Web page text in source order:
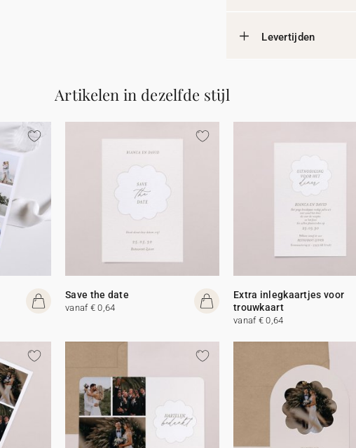
Levertijden
Artikelen in dezelfde stijl
Save the date
vanaf € 0,64
Extra inlegkaartjes voor
trouwkaart
vanaf € 0,64